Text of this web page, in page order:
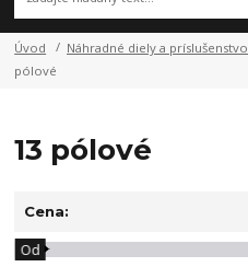
Úvod Náhradné diely a príslušenstvo
pólové
13 pólové
Cena:
Od